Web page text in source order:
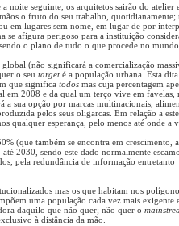
noite seguinte, os arquitetos sairão do atelier
o fruto do seu trabalho, quotidianamente;
em lugares sem nome, em lugar de por
se afigura perigoso para a instituição
o plano de tudo o que procede no mundo
global (não significará a comercialização
o seu targeté a população urbana. Esta
que significa todos mas cuja percentagem
em 2008 e da qual um terço vive em favelas,
a sua opção por marcas multinacionais,
pelos seus oligarcas. Em relação a
qualquer esperança, pelo menos até onde a
(que também se encontra em crescimento,
2030, sendo este dado normalmente
pela redundância de informação entretanto
mas os que habitam nos
uma população cada vez mais exigente
daquilo que não quer; não quer o
à distância da mão.